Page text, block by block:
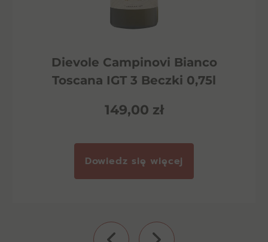
Dievole Campinovi Bianco
Toscana IGT 3 Beczki 0,75l
149,00 zł
Dowiedz się więcej